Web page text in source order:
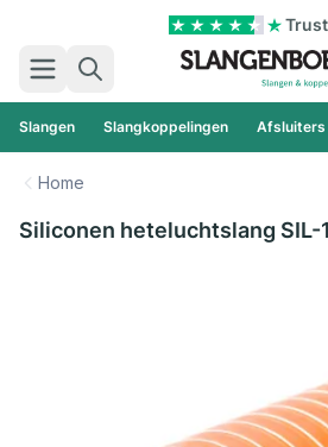
Zoek
Slangen Slangkoppelingen Afsluiters
Home
Siliconen heteluchtslang SIL-